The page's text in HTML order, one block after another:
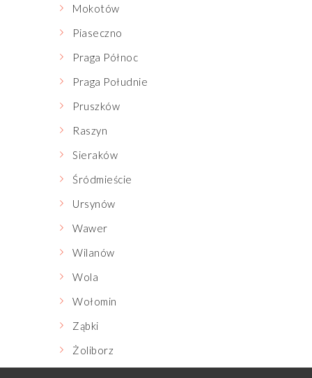
Mokotów
Piaseczno
Praga Północ
Praga Południe
Pruszków
Raszyn
Sieraków
Śródmieście
Ursynów
Wawer
Wilanów
Wola
Wołomin
Ząbki
Żoliborz